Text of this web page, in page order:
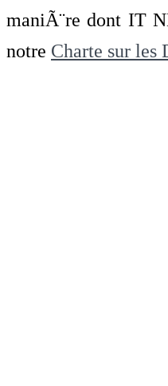
maniÃ¨re dont IT
notre Charte sur les